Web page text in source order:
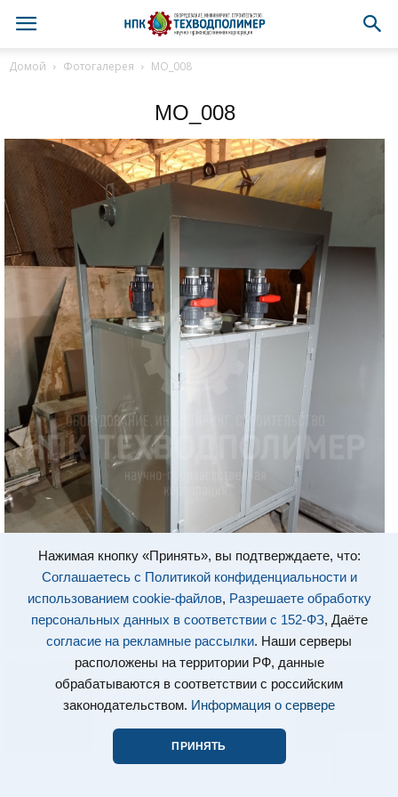
Нажимая кнопку «Принять», вы подтверждаете, что:
Соглашаетесь с Политикой конфиденциальности и
использованием cookie-файлов, Разрешаете обработку
персональных данных в соответствии с 152-ФЗ, Даёте
согласие на рекламные рассылки. Наши серверы
расположены на территории РФ, данные
обрабатываются в соответствии с российским
законодательством. Информация о сервере
ПРИНЯТЬ
Домой Фотогалерея МО_008
МО_008